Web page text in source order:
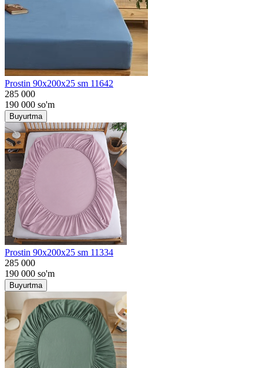
Prostin 90x200x25 sm 11642
285 000
190 000 so'm
Buyurtma
Prostin 90x200x25 sm 11334
285 000
190 000 so'm
Buyurtma